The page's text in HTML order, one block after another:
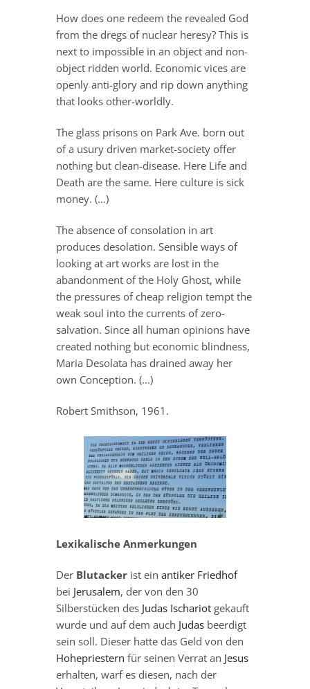
How does one redeem the revealed God
from the dregs of nuclear heresy? This is
next to impossible in an object and non-
object ridden world. Economic vices are
openly anti-glory and rip down anything
that looks other-worldly.
The glass prisons on Park Ave. born out
of a usury driven market-society offer
nothing but clean-disease. Here Life and
Death are the same. Here culture is sick
money. (…)
The absence of consolation in art
produces desolation. Sensible ways of
looking at art works are lost in the
abandonment of the Holy Ghost, while
the pressures of cheap religion tempt the
weak soul into the currents of zero-
salvation. Since all human opinions have
created nothing but economic blindness,
Maria Desolata has drained away her
own Conception. (…)
Robert Smithson, 1961.
Lexikalische Anmerkungen
Der Blutackerist ein antiker Friedhof
bei Jerusalem, der von den 30
Silberstücken des Judas Ischariotgekauft
wurde und auf dem auch Judasbeerdigt
sein soll. Dieser hatte das Geld von den
Hohepriestern für seinen Verrat an Jesus
erhalten, warf es diesen, nach der